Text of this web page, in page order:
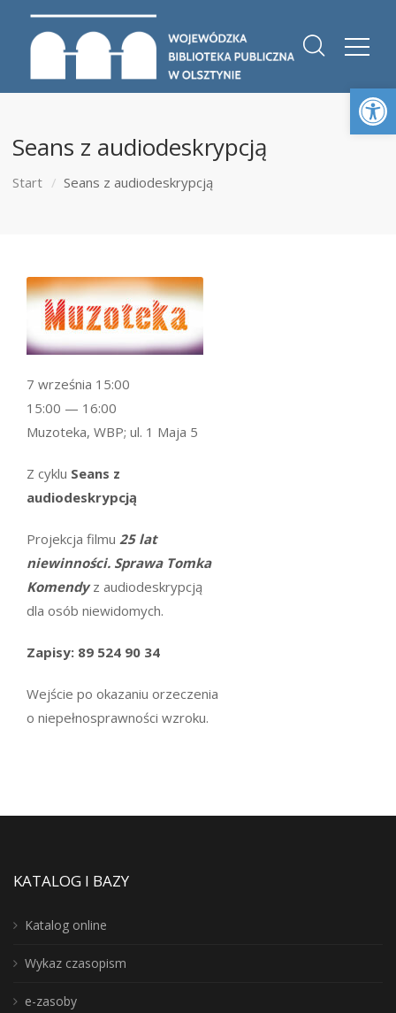
Seans z audiodeskrypcją
Start Seans z audiodeskrypcją
Z cyklu Seans z
audiodeskrypcją
Projekcja filmu 25 lat
niewinności. Sprawa Tomka
Komendyz audiodeskrypcją
dla osób niewidomych.
Zapisy: 89 524 90 34
Wejście po okazaniu orzeczenia
o niepełnosprawności wzroku.
7 września 15:00
15:00 — 16:00
Muzoteka, WBP; ul. 1 Maja 5
KATALOG I BAZY
Katalog online
Wykaz czasopism
e-zasoby